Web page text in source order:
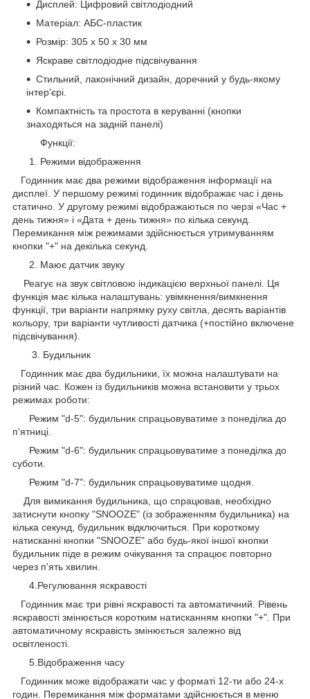
Дисплей: Цифровий світлодіодний
Матеріал: АБС-пластик
Розмір: 305 х 50 х 30 мм
Яскраве світлодіодне підсвічування
Стильний, лаконічний дизайн, доречний у будь-якому
інтер'єрі.
Компактність та простота в керуванні (кнопки
знаходяться на задній панелі)
Функції:
1. Режими відображення
Годинник має два режими відображення інформації на
дисплеї. У першому режимі годинник відображає час і день
статично. У другому режимі відображаються по черзі «Час +
день тижня» і «Дата + день тижня» по кілька секунд.
Перемикання між режимами здійснюється утримуванням
кнопки "+" на декілька секунд.
2. Маює датчик звуку
Реагує на звук світловою індикацією верхньої панелі. Ця
функція має кілька налаштувань: увімкнення/вимкнення
функції, три варіанти напрямку руху світла, десять варіантів
кольору, три варіанти чутливості датчика (+постійно включене
підсвічування).
3. Будильник
Годинник має два будильники, їх можна налаштувати на
різний час. Кожен із будильників можна встановити у трьох
режимах роботи:
Режим "d-5": будильник спрацьовуватиме з понеділка до
п'ятниці.
Режим "d-6": будильник спрацьовуватиме з понеділка до
суботи.
Режим "d-7": будильник спрацьовуватиме щодня.
Для вимикання будильника, що спрацював, необхідно
затиснути кнопку "SNOOZE" (із зображенням будильника) на
кілька секунд, будильник відключиться. При короткому
натисканні кнопки "SNOOZE" або будь-якої іншої кнопки
будильник піде в режим очікування та спрацює повторно
через п'ять хвилин.
4.Регулювання яскравості
Годинник має три рівні яскравості та автоматичний. Рівень
яскравості змінюється коротким натисканням кнопки "+". При
автоматичному яскравість змінюється залежно від
освітленості.
5.Відображення часу
Годинник може відображати час у форматі 12-ти або 24-х
годин. Перемикання між форматами здійснюється в меню